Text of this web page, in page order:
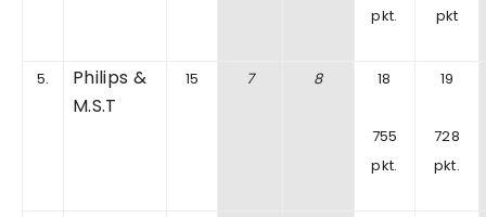
pkt. pkt
5. Philips &
M.S.T
15 7 8 18
755
pkt.
19
728
pkt.